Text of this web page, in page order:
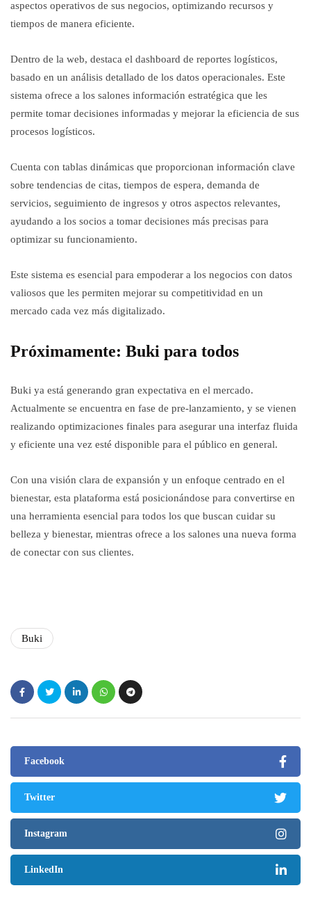
aspectos operativos de sus negocios, optimizando recursos y
tiempos de manera eficiente.
Dentro de la web, destaca el dashboard de reportes logísticos,
basado en un análisis detallado de los datos operacionales. Este
sistema ofrece a los salones información estratégica que les
permite tomar decisiones informadas y mejorar la eficiencia de sus
procesos logísticos.
Cuenta con tablas dinámicas que proporcionan información clave
sobre tendencias de citas, tiempos de espera, demanda de
servicios, seguimiento de ingresos y otros aspectos relevantes,
ayudando a los socios a tomar decisiones más precisas para
optimizar su funcionamiento.
Este sistema es esencial para empoderar a los negocios con datos
valiosos que les permiten mejorar su competitividad en un
mercado cada vez más digitalizado.
Próximamente: Buki para todos
Buki ya está generando gran expectativa en el mercado.
Actualmente se encuentra en fase de pre-lanzamiento, y se vienen
realizando optimizaciones finales para asegurar una interfaz fluida
y eficiente una vez esté disponible para el público en general.
Con una visión clara de expansión y un enfoque centrado en el
bienestar, esta plataforma está posicionándose para convertirse en
una herramienta esencial para todos los que buscan cuidar su
belleza y bienestar, mientras ofrece a los salones una nueva forma
de conectar con sus clientes.
Buki
Facebook
Twitter
Instagram
LinkedIn